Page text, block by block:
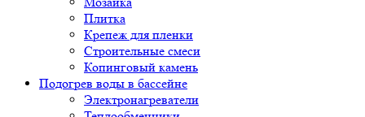
Плитка
Крепеж для пленки
Строительные смеси
Копинговый камень
Подогрев воды в бассейне
Электронагреватели